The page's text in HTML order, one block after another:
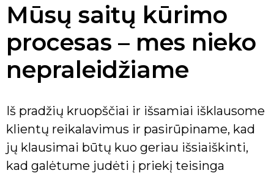
Mūsų saitų kūrimo
procesas – mes nieko
nepraleidžiame
Iš pradžių kruopščiai ir išsamiai išklausome
klientų reikalavimus ir pasirūpiname, kad
jų klausimai būtų kuo geriau išsiaiškinti,
kad galėtume judėti į priekį teisinga